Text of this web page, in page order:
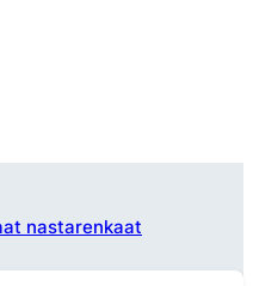
nastarenkaat